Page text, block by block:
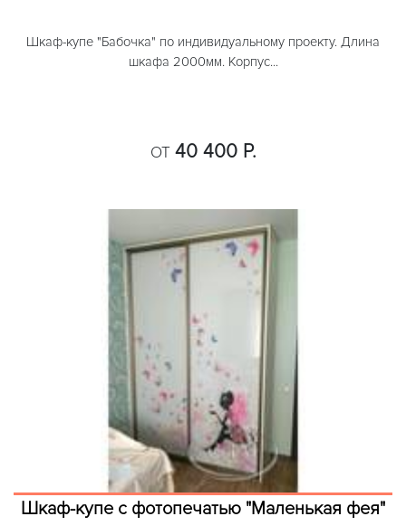
Шкаф-купе "Бабочка" по индивидуальному проекту. Длина
шкафа 2000мм. Корпус...
ОТ 40 400 Р.
Шкаф-купе с фотопечатью "Маленькая фея"